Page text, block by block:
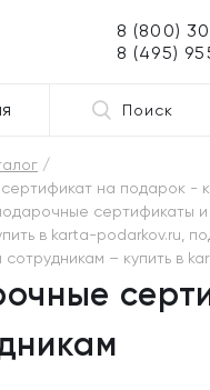
8 (800)
8 (495)
Поиск
на подарок -
сертификаты
в karta-podarkov.ru,
– купить в